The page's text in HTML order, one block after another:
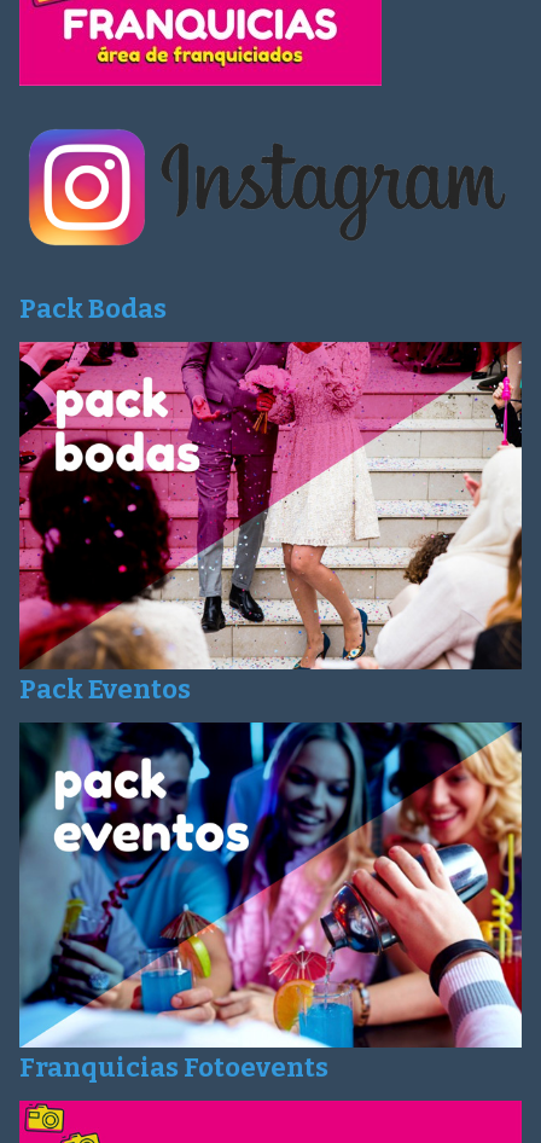
Pack Bodas
Pack Eventos
Franquicias Fotoevents